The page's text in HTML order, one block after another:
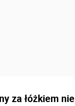
za łóżkiem